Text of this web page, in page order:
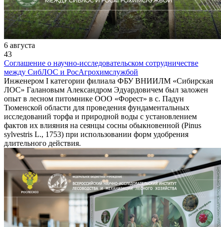
6 августа
43
Соглашение о научно-исследовательском сотрудничестве
между СибЛОС и РосАгрохимслужбой
Инженером I категории филиала ФБУ ВНИИЛМ «Сибирская
ЛОС» Галановым Александром Эдуардовичем был заложен
опыт в лесном питомнике ООО «Форест» в с. Падун
Тюменской области для проведения фундаментальных
исследований торфа и природной воды с установлением
фактов их влияния на сеянцы сосны обыкновенной (Pinus
sylvestris L., 1753) при использовании форм удобрения
длительного действия.